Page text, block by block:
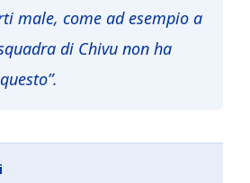
male, come ad esempio a
di Chivu non ha